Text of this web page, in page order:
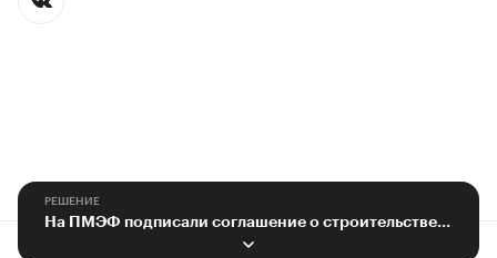
РЕШЕНИЕ
На ПМЭФ подписали соглашение о строительстве жилья и инфраструктуры в ДНР